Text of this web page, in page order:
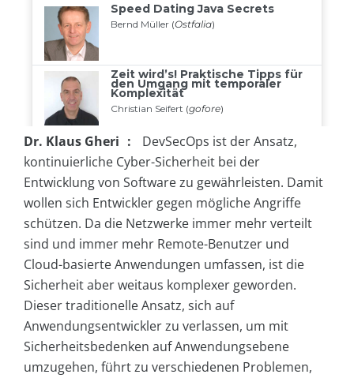
Dr. Klaus Gheri : DevSecOps ist der Ansatz,
kontinuierliche Cyber-Sicherheit bei der
Entwicklung von Software zu gewährleisten. Damit
wollen sich Entwickler gegen mögliche Angriffe
schützen. Da die Netzwerke immer mehr verteilt
sind und immer mehr Remote-Benutzer und
Cloud-basierte Anwendungen umfassen, ist die
Sicherheit aber weitaus komplexer geworden.
Dieser traditionelle Ansatz, sich auf
Anwendungsentwickler zu verlassen, um mit
Sicherheitsbedenken auf Anwendungsebene
umzugehen, führt zu verschiedenen Problemen,